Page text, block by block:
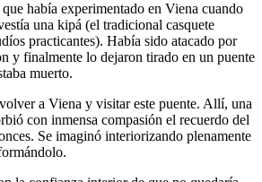
había experimentado en Viena cuando
una kipá (el tradicional casquete
practicantes). Había sido atacado por
y finalmente lo dejaron tirado en un puente
muerto.
a Viena y visitar este puente. Allí, una
con inmensa compasión el recuerdo del
Se imaginó interiorizando plenamente